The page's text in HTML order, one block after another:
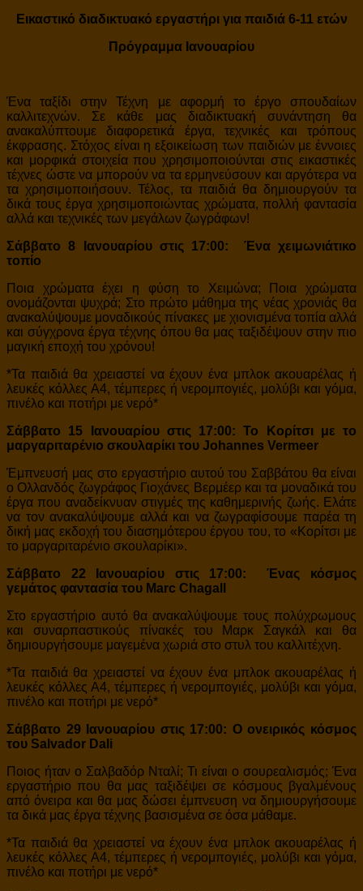
Εικαστικό διαδικτυακό εργαστήρι για παιδιά 6-11 ετών
Πρόγραμμα Ιανουαρίου
Ένα ταξίδι στην Τέχνη με αφορμή το έργο σπουδαίων
καλλιτεχνών. Σε κάθε μας διαδικτυακή συνάντηση θα
ανακαλύπτουμε διαφορετικά έργα, τεχνικές και τρόπους
έκφρασης. Στόχος είναι η εξοικείωση των παιδιών με έννοιες
και μορφικά στοιχεία που χρησιμοποιούνται στις εικαστικές
τέχνες ώστε να μπορούν να τα ερμηνεύσουν και αργότερα να
τα χρησιμοποιήσουν. Τέλος, τα παιδιά θα δημιουργούν τα
δικά τους έργα χρησιμοποιώντας χρώματα, πολλή φαντασία
αλλά και τεχνικές των μεγάλων ζωγράφων!
Σάββατο 8 Ιανουαρίου στις 17:00: Ένα χειμωνιάτικο
τοπίο
Ποια χρώματα έχει η φύση το Χειμώνα; Ποια χρώματα
ονομάζονται ψυχρά; Στο πρώτο μάθημα της νέας χρονιάς θα
ανακαλύψουμε μοναδικούς πίνακες με χιονισμένα τοπία αλλά
και σύγχρονα έργα τέχνης όπου θα μας ταξιδέψουν στην πιο
μαγική εποχή του χρόνου!
*Τα παιδιά θα χρειαστεί να έχουν ένα μπλοκ ακουαρέλας ή
λευκές κόλλες Α4, τέμπερες ή νερομπογιές, μολύβι και γόμα,
πινέλο και ποτήρι με νερό*
Σάββατο 15 Ιανουαρίου στις 17:00:Το Κορίτσι με το
μαργαριταρένιο σκουλαρίκι του Johannes Vermeer
Έμπνευσή μας στο εργαστήριο αυτού του Σαββάτου θα είναι
ο Ολλανδός ζωγράφος Γιοχάνες Βερμέερ και τα μοναδικά του
έργα που αναδείκνυαν στιγμές της καθημερινής ζωής. Ελάτε
να τον ανακαλύψουμε αλλά και να ζωγραφίσουμε παρέα τη
δική μας εκδοχή του διασημότερου έργου του, το «Κορίτσι με
το μαργαριταρένιο σκουλαρίκι».
Σάββατο 22 Ιανουαρίου στις 17:00:Ένας κόσμος
γεμάτος φαντασία του Marc Chagall
Στο εργαστήριο αυτό θα ανακαλύψουμε τους πολύχρωμους
και συναρπαστικούς πίνακές του Μαρκ Σαγκάλ και θα
δημιουργήσουμε μαγεμένα χωριά στο στυλ του καλλιτέχνη.
*Τα παιδιά θα χρειαστεί να έχουν ένα μπλοκ ακουαρέλας ή
λευκές κόλλες Α4, τέμπερες ή νερομπογιές, μολύβι και γόμα,
πινέλο και ποτήρι με νερό*
Σάββατο 29 Ιανουαρίου στις 17:00: Ο ονειρικός κόσμος
του Salvador Dali
Ποιος ήταν ο Σαλβαδόρ Νταλί; Τι είναι ο σουρεαλισμός; Ένα
εργαστήριο που θα μας ταξιδέψει σε κόσμους βγαλμένους
από όνειρα και θα μας δώσει έμπνευση να δημιουργήσουμε
τα δικά μας έργα τέχνης βασισμένα σε όσα μάθαμε.
*Τα παιδιά θα χρειαστεί να έχουν ένα μπλοκ ακουαρέλας ή
λευκές κόλλες Α4, τέμπερες ή νερομπογιές, μολύβι και γόμα,
πινέλο και ποτήρι με νερό*